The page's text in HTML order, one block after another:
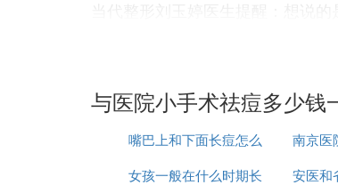
内调外养的祛斑方式是科学的祛斑
除了选择使用适合自己的祛斑方
与医院小手术祛痘多少钱
嘴巴上和下面长痘怎么
治
南京医
女孩一般在什么时期长
安医和